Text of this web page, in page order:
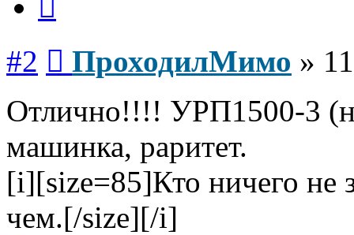
#2 ПроходилМимо »
Отлично!!!! УРП1500-3
машинка, раритет.
[i][size=85]Кто ничего не
чем.[/size][/i]